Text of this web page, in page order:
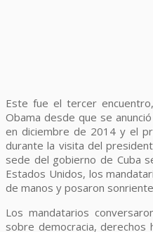
Este fue el tercer
Obama desde que se
en diciembre de 2014 y el
durante la visita del
sede del gobierno de Cuba
Estados Unidos, los
de manos y posaron
Los mandatarios
sobre democracia, derechos